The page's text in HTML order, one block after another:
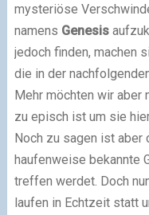
mysteriöse
namens Genesis
jedoch finden, machen
die in der
Mehr möchten wir aber
zu episch ist um sie
Noch zu sagen ist aber
haufenweise bekannte
treffen werdet. Doch
laufen in Echtzeit statt